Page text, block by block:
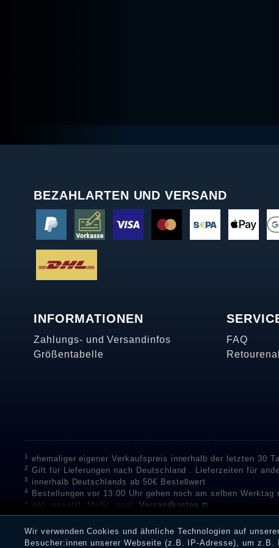
BEZAHLARTEN UND VERSAND
INFORMATIONEN
Zahlungs- und Versandinfos
Größentabelle
FAQ
1 ehemaliger eigener Verkaufspreis innerhalb der letzten 30
2 Gilt für Lieferungen nach Deutschland . Lieferzeiten für
3 innerhalb Deutschlands ab 50€ Bestellwert
4
Bestellungen vor 13.00 Uhr gehen noch am selben Werktag
* inkl. gesetzl. MwSt. zzgl. Versandkosten ⧉
** Unser Unternehmen sammelt über die unabhängigen
Bewertungen zu verifizieren.Informationen zur Echtheit von
Eine Überprüfung der Bewertungen durch Shopauskunft hat
Wir verwenden Cookies und ähnliche Technologien auf
Besucher:innen unserer Webseite (z.B. IP-Adresse), um